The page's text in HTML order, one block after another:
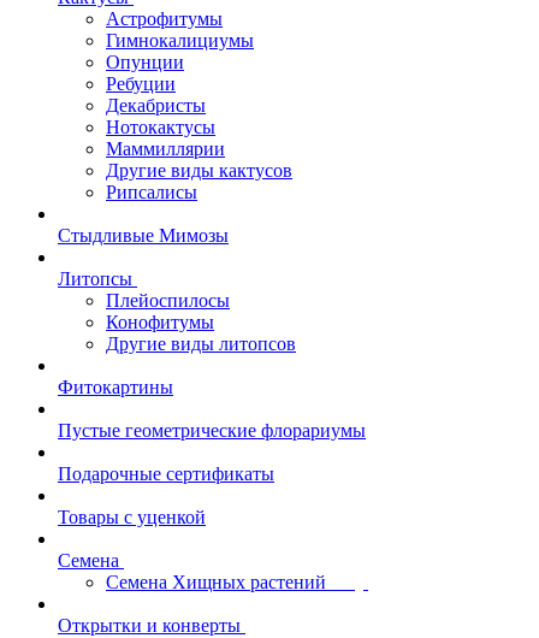
Астрофитумы
Гимнокалициумы
Опунции
Ребуции
Декабристы
Нотокактусы
Маммиллярии
Другие виды кактусов
Рипсалисы
Стыдливые Мимозы
Литопсы
Плейоспилосы
Конофитумы
Другие виды литопсов
Фитокартины
Пустые геометрические флорариумы
Подарочные сертификаты
Товары с уценкой
Семена
Семена Хищных растений
Открытки и конверты